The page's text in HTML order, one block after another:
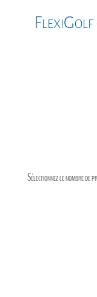
FlexiGolf
Sélectionnez le nombre de